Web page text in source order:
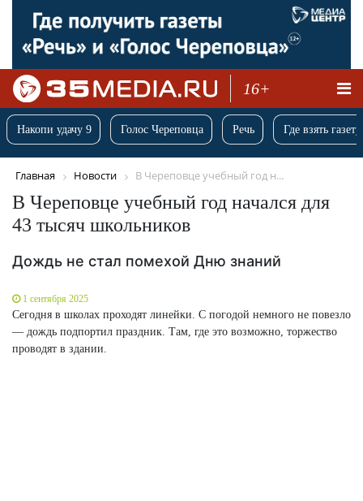
16+
Накопи удачу 9 Голос Череповца Речь Где взять
Главная Новости В Череповце учебный год н...
В Череповце учебный год начался для
43 тысяч школьников
Дождь не стал помехой Дню знаний
1 сентября 2025
Сегодня в школах проходят линейки. С погодой немного не повезло
— дождь подпортил праздник. Там, где это возможно, торжество
проводят в здании.